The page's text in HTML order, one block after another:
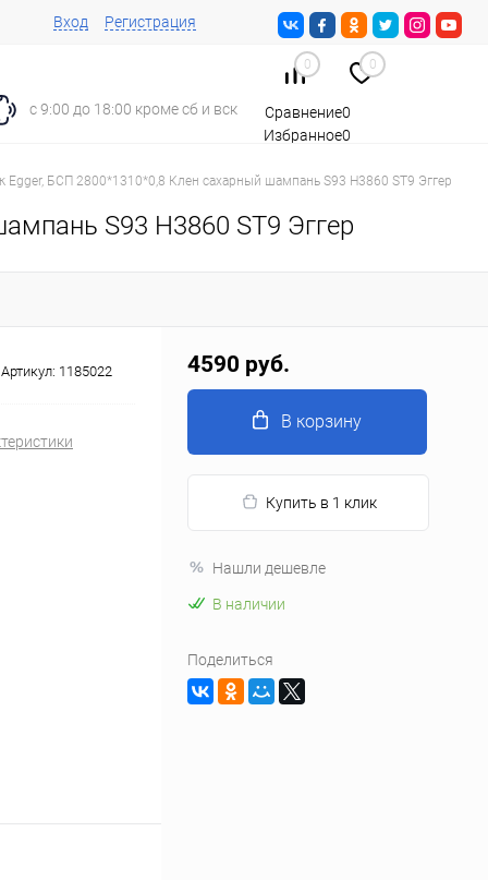
Вход Регистрация
с 9:00 до 18:00 кроме сб и вск
0 0
Сравнение0
Избранное0
Egger, БСП 2800*1310*0,8 Клен сахарный шампань S93 H3860 ST9 Эггер
S93 H3860 ST9 Эггер
Артикул: 1185022 4590 руб.
В корзину
Купить в 1 клик
Нашли дешевле
В наличии
Поделиться